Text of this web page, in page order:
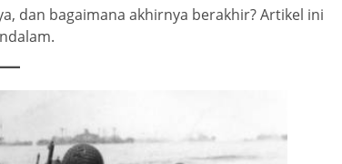
dan bagaimana akhirnya berakhir? Artikel ini